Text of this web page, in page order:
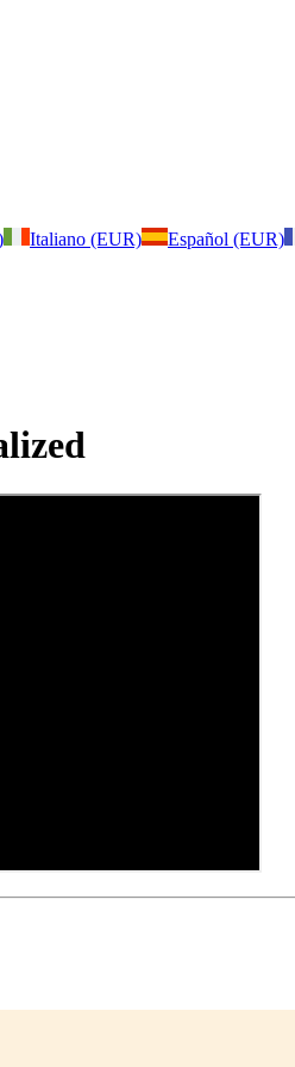
Italiano (EUR) Español (EUR)